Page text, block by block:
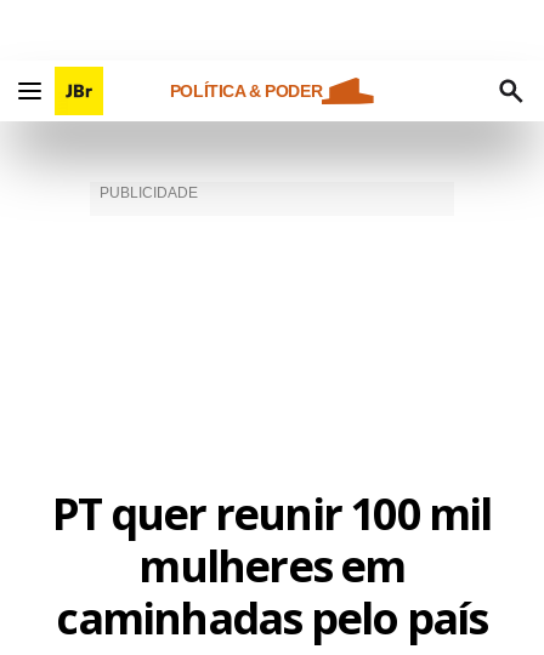
POLÍTICA & PODER
PT quer reunir 100 mil
mulheres em
caminhadas pelo país